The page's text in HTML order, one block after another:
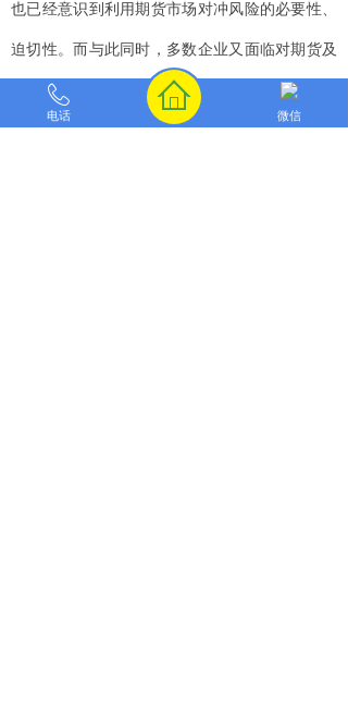
也已经意识到利用期货市场对冲风险的必要性、
迫切性。而与此同时，多数企业又面临对期货及
衍生品了解不多，或者是认知有偏差，缺少专业
人才等问题，存在疑虑和顾虑，不敢参与和利用
电话 微信